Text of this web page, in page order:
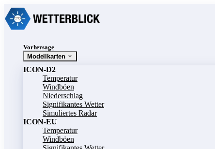
Vorhersage
Modellkarten
ICON-D2
Temperatur
Windböen
Niederschlag
Signifikantes Wetter
Simuliertes Radar
ICON-EU
Temperatur
Windböen